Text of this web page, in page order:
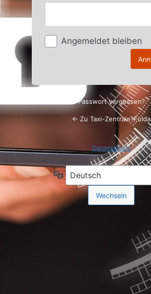
Angemeldet bleiben
Passwort vergessen?
← Zu Taxi-Zentrale-Fulda
Datenschutz
Sprache